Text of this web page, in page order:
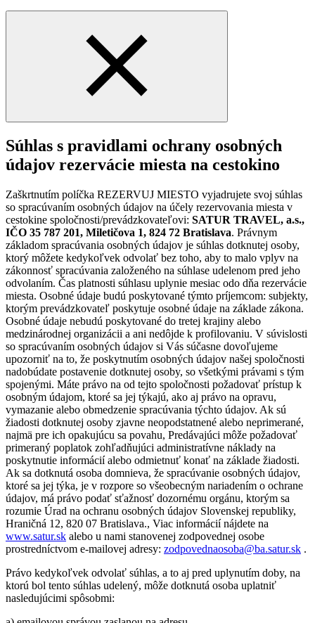
Súhlas s pravidlami ochrany osobných
údajov rezervácie miesta na cestokino
Zaškrtnutím políčka REZERVUJ MIESTO vyjadrujete svoj súhlas
so spracúvaním osobných údajov na účely rezervovania miesta v
cestokine spoločnosti/prevádzkovateľovi: SATUR TRAVEL, a.s.,
IČO 35 787 201, Miletičova 1, 824 72 Bratislava. Právnym
základom spracúvania osobných údajov je súhlas dotknutej osoby,
ktorý môžete kedykoľvek odvolať bez toho, aby to malo vplyv na
zákonnosť spracúvania založeného na súhlase udelenom pred jeho
odvolaním. Čas platnosti súhlasu uplynie mesiac odo dňa rezervácie
miesta. Osobné údaje budú poskytované týmto príjemcom: subjekty,
ktorým prevádzkovateľ poskytuje osobné údaje na základe zákona.
Osobné údaje nebudú poskytované do tretej krajiny alebo
medzinárodnej organizácii a ani nedôjde k profilovaniu. V súvislosti
so spracúvaním osobných údajov si Vás súčasne dovoľujeme
upozorniť na to, že poskytnutím osobných údajov našej spoločnosti
nadobúdate postavenie dotknutej osoby, so všetkými právami s tým
spojenými. Máte právo na od tejto spoločnosti požadovať prístup k
osobným údajom, ktoré sa jej týkajú, ako aj právo na opravu,
vymazanie alebo obmedzenie spracúvania týchto údajov. Ak sú
žiadosti dotknutej osoby zjavne neopodstatnené alebo neprimerané,
najmä pre ich opakujúcu sa povahu, Predávajúci môže požadovať
primeraný poplatok zohľadňujúci administratívne náklady na
poskytnutie informácií alebo odmietnuť konať na základe žiadosti.
Ak sa dotknutá osoba domnieva, že spracúvanie osobných údajov,
ktoré sa jej týka, je v rozpore so všeobecným nariadením o ochrane
údajov, má právo podať sťažnosť dozornému orgánu, ktorým sa
rozumie Úrad na ochranu osobných údajov Slovenskej republiky,
Hraničná 12, 820 07 Bratislava., Viac informácií nájdete na
www.satur.sk alebo u nami stanovenej zodpovednej osobe
prostredníctvom e-mailovej adresy: zodpovednaosoba@ba.satur.sk .
Právo kedykoľvek odvolať súhlas, a to aj pred uplynutím doby, na
ktorú bol tento súhlas udelený, môže dotknutá osoba uplatniť
nasledujúcimi spôsobmi: